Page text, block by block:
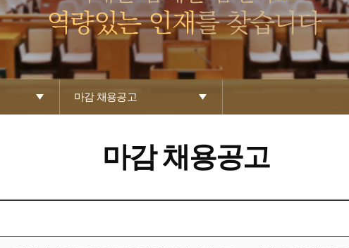
마감 채용공고
마감 채용공고